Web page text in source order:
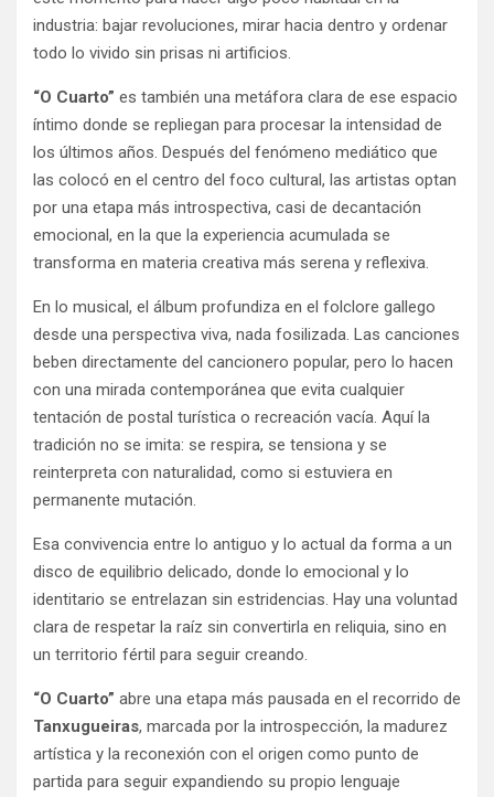
industria: bajar revoluciones, mirar hacia dentro y ordenar
todo lo vivido sin prisas ni artificios.
“O Cuarto” es también una metáfora clara de ese espacio
íntimo donde se repliegan para procesar la intensidad de
los últimos años. Después del fenómeno mediático que
las colocó en el centro del foco cultural, las artistas optan
por una etapa más introspectiva, casi de decantación
emocional, en la que la experiencia acumulada se
transforma en materia creativa más serena y reflexiva.
En lo musical, el álbum profundiza en el folclore gallego
desde una perspectiva viva, nada fosilizada. Las canciones
beben directamente del cancionero popular, pero lo hacen
con una mirada contemporánea que evita cualquier
tentación de postal turística o recreación vacía. Aquí la
tradición no se imita: se respira, se tensiona y se
reinterpreta con naturalidad, como si estuviera en
permanente mutación.
Esa convivencia entre lo antiguo y lo actual da forma a un
disco de equilibrio delicado, donde lo emocional y lo
identitario se entrelazan sin estridencias. Hay una voluntad
clara de respetar la raíz sin convertirla en reliquia, sino en
un territorio fértil para seguir creando.
“O Cuarto” abre una etapa más pausada en el recorrido de
Tanxugueiras, marcada por la introspección, la madurez
artística y la reconexión con el origen como punto de
partida para seguir expandiendo su propio lenguaje